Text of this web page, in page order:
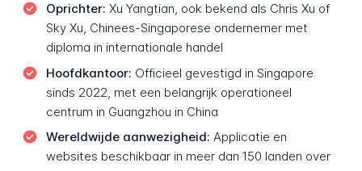
Oprichter: Xu Yangtian, ook bekend als Chris Xu of
Sky Xu, Chinees-Singaporese ondernemer met
diploma in internationale handel
Hoofdkantoor: Officieel gevestigd in Singapore
sinds 2022, met een belangrijk operationeel
centrum in Guangzhou in China
Wereldwijde aanwezigheid: Applicatie en
websites beschikbaar in meer dan 150 landen over